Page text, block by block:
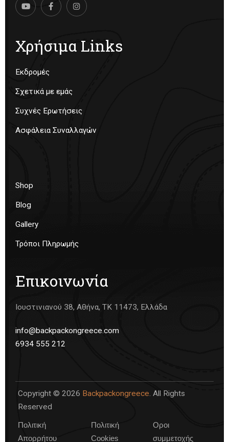
Χρήσιμα Links
Εκδρομές
Σχετικά με εμάς
Συχνές Ερωτήσεις
Ασφάλεια Συναλλαγών
Shop
Blog
Gallery
Τρόποι Πληρωμής
Επικοινωνία
Ιουστινιανού 38, Αθήνα, ΤΚ 11473, Ελλάδα
info@backpackongreece.com
6934 555 212
Copyright © 2026 Backpackongreece. All Rights
Reserved
Πολιτική
Απορρήτου
Πολιτική
Cookies
Οροι
συμμετοχής